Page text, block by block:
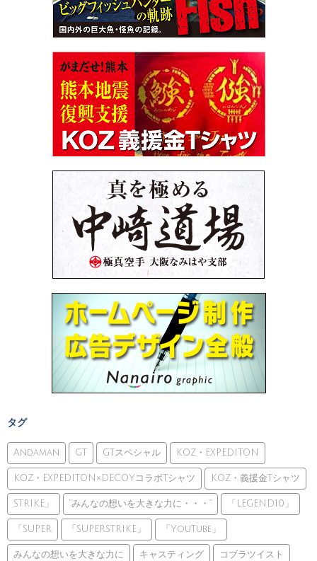
タグ
Andaman GT GTスペシャル KOZ・EXPEDITON
KOZ・EXPEDITON×DECOYコラボTシャツ KOZ・義援金Tシャツ
STRIKE」 ”みんなの想いを大きな力に・・・” 「LEGEND10」
「SUPER 「SUPERSTRIKE」 「YouTube」
みんなの想いを大きな力に キャスティング コブラツイスト